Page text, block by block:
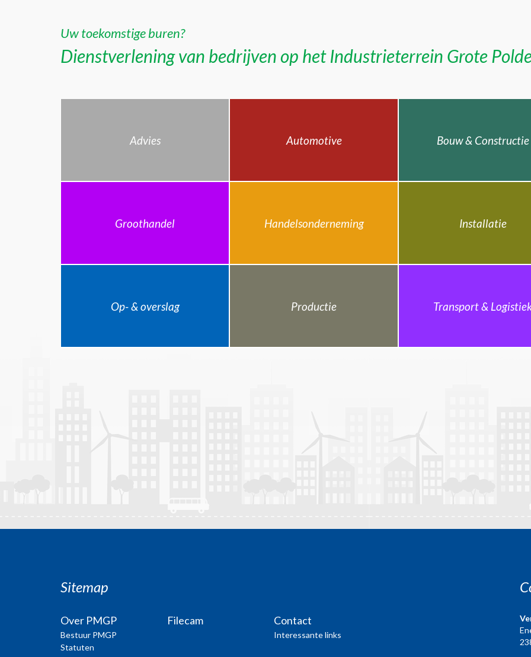
Uw toekomstige buren?
Dienstverlening van bedrijven op het Industrieterrein Grote
Advies Automotive Bouw & Constructie
Groothandel Handelsonderneming Installatie
Op- & overslag Productie Transport &
Sitemap
Over PMGP
Bestuur PMGP
Statuten
Filecam Contact
Interessante links